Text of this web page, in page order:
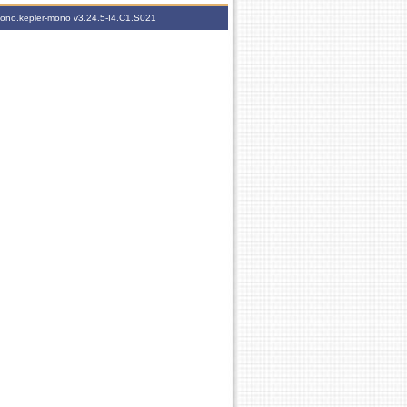
mono v3.24.5-I4.C1.S021